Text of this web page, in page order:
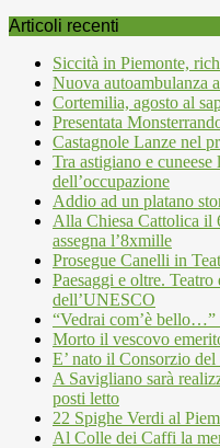
Articoli recenti
Siccità in Piemonte,
Nuova autoambulanza
Cortemilia, agosto al
Presentata
Castagnole Lanze nel
Tra astigiano e
dell’occupazione
Addio ad un platano
Alla Chiesa Cattolica il
assegna l’8xmille
Prosegue Canelli in
Paesaggi e oltre. Teatro
dell’UNESCO
“Vedrai com’è bello…”
Morto il vescovo
E’ nato il Consorzio
A Savigliano sarà
posti letto
22 Spighe Verdi al
Al Colle dei Caffi la